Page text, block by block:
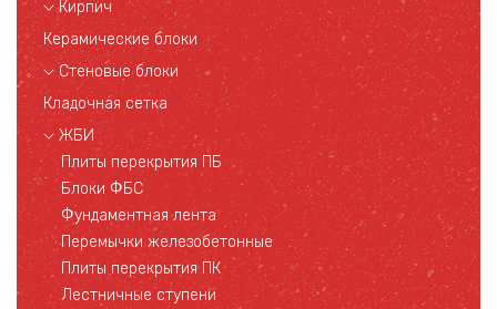
Кирпич
Керамические блоки
Стеновые блоки
Кладочная сетка
ЖБИ
Плиты перекрытия ПБ
Блоки ФБС
Фундаментная лента
Перемычки железобетонные
Плиты перекрытия ПК
Лестничные ступени